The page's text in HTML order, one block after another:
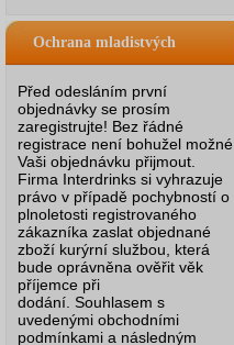
Ochrana mladistvých
Před odesláním první
objednávky se prosím
zaregistrujte! Bez řádné
registrace není bohužel možné
Vaši objednávku přijmout.
Firma Interdrinks si vyhrazuje
právo v případě pochybností o
plnoletosti registrovaného
zákazníka zaslat objednané
zboží kurýrní službou, která
bude oprávněna ověřit věk
příjemce při
dodání. Souhlasem s
uvedenými obchodními
podmínkami a následným